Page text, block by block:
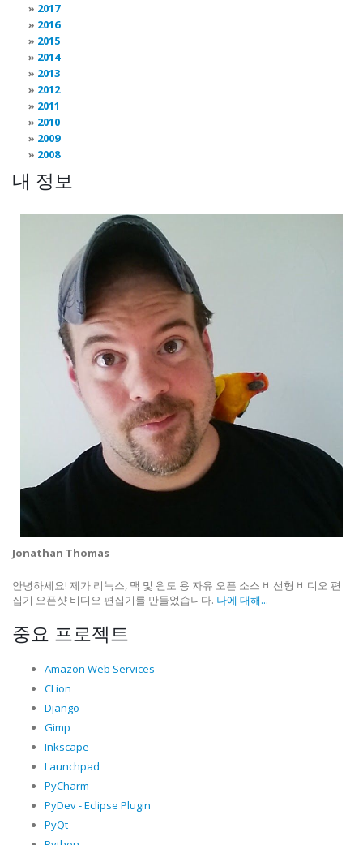
2017
2016
2015
2014
2013
2012
2011
2010
2009
2008
내 정보
Jonathan Thomas
안녕하세요! 제가 리눅스, 맥 및 윈도 용 자유 오픈 소스 비선형 비디오 편
집기 오픈샷 비디오 편집기를 만들었습니다. 나에 대해...
중요 프로젝트
Amazon Web Services
CLion
Django
Gimp
Inkscape
Launchpad
PyCharm
PyDev - Eclipse Plugin
PyQt